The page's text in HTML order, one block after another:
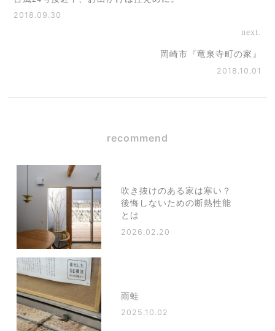
2018.09.30
next.
岡崎市『竜泉寺町の家』
2018.10.01
recommend
吹き抜けのある家は寒い？
後悔しないための断熱性能
とは
2026.02.20
雨蛙
2025.10.02